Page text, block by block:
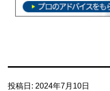
投稿日: 2024年7月10日